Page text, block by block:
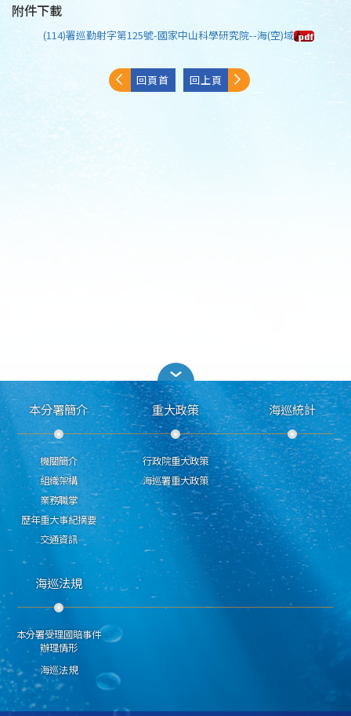
附件下載
(114)署巡勤射字第125號-國家中山科學研究院--海(空)域
回頁首 回上頁
本分署簡介
機關簡介
組織架構
業務職掌
歷年重大事紀摘要
交通資訊
重大政策
行政院重大政策
海巡署重大政策
海巡統計
海巡法規
本分署受理國賠事件
辦理情形
海巡法規